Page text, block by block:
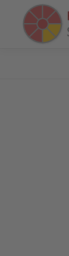
springen